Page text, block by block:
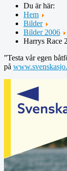
Du är här:
Hem
Bilder
Bilder 2006
Harrys Race
”Testa vår egen
på